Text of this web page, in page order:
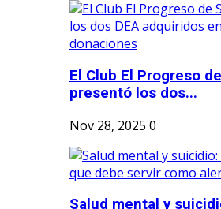
El Club El Progreso
presentó los dos...
Nov 28, 2025 0
Salud mental y